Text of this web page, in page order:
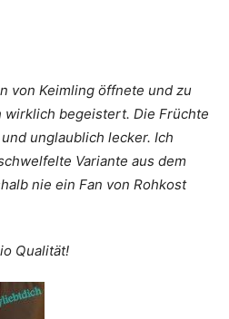
von Keimling öffnete und zu
wirklich begeistert. Die Früchte
unglaublich lecker. Ich
Variante aus dem
nie ein Fan von Rohkost
Qualität!